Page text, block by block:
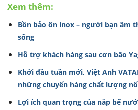
Xem thêm:
Bồn bảo ôn inox – người bạn âm
sống
Hỗ trợ khách hàng sau cơn bão
Khởi đầu tuần mới, Việt Anh
những chuyến hàng chất lượng
Lợi ích quan trọng của nắp bể